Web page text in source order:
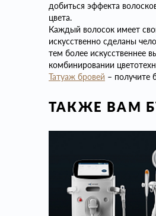
добиться эффекта
цвета.
Каждый волосок имеет
искусственно сделаны
тем более искусственнее
комбинировании
Татуаж бровей – получите
ТАКЖЕ ВАМ